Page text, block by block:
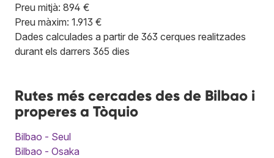
Preu mitjà: 894 €
Preu màxim: 1.913 €
Dades calculades a partir de 363 cerques realitzades
durant els darrers 365 dies
Rutes més cercades des de Bilbao i
properes a Tòquio
Bilbao - Seul
Bilbao - Osaka